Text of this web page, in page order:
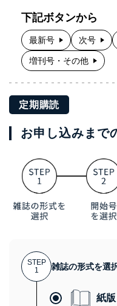
下記ボタンから
最新号 次号
増刊号・その他
定期購読
お申し込みまで
STEP
1
雑誌の形式を選
紙版